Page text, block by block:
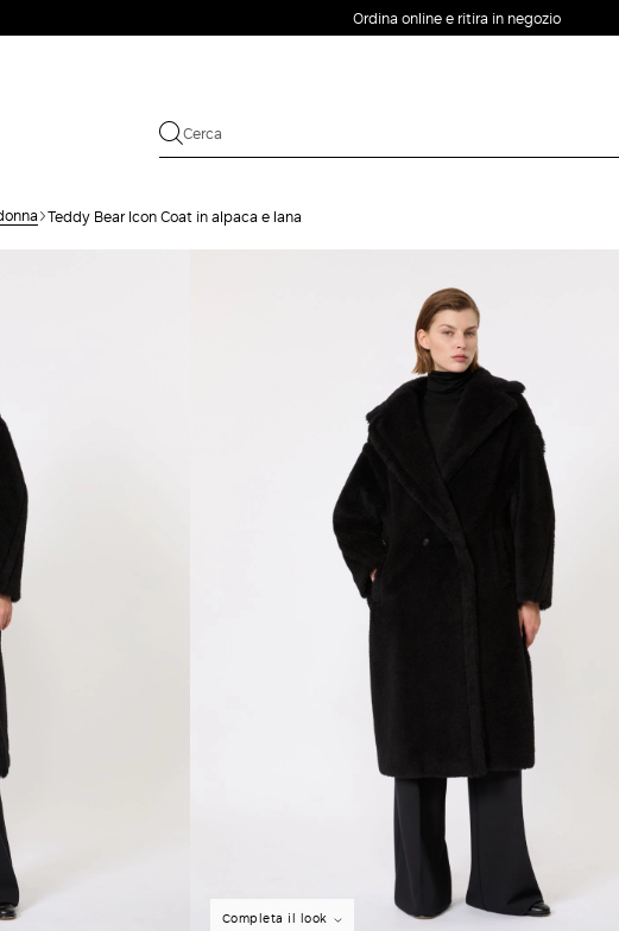
Ordina online e ritira in negozio
Teddy Bear Icon Coat in alpaca e lana
Completa il look
Password dimenticata?
ACCEDI CON GOOGLE ACCEDI CON
FACEBOOK
Non hai un account?